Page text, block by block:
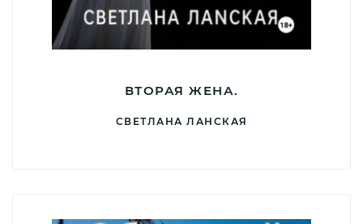
ВТОРАЯ ЖЕНА.
СВЕТЛАНА ЛАНСКАЯ